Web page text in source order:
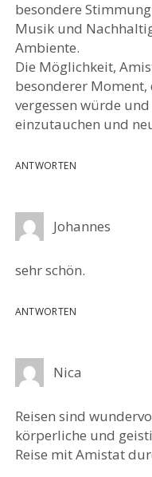
besondere
Musik und
Ambiente.
Die Möglichkeit,
besonderer
vergessen würde
einzutauchen und
ANTWORTEN
Johannes
sehr schön.
ANTWORTEN
Nica
Reisen sind
körperliche und
Reise mit Amistat